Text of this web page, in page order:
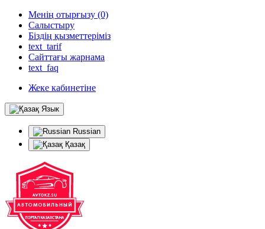
Менің отырғызу (0)
Салыстыру
Біздің қызметтеріміз
text_tarif
Сайттағы жарнама
text_faq
Жеке кабинетіне
Язык
Russian
Қазақ